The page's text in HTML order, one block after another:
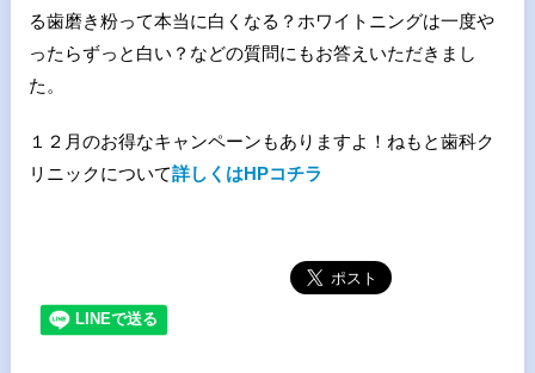
る歯磨き粉って本当に白くなる？ホワイトニングは一度や
ったらずっと白い？などの質問にもお答えいただきまし
た。
１２月のお得なキャンペーンもありますよ！ねもと歯科ク
リニックについて詳しくはHPコチラ